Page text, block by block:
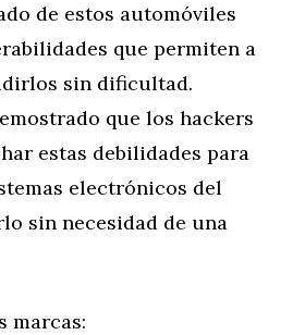
de estos automóviles
que permiten a
sin dificultad.
que los hackers
estas debilidades para
electrónicos del
sin necesidad de una
marcas: